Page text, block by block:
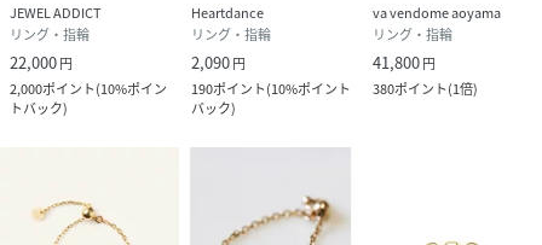
JEWEL ADDICT
リング・指輪
22,000円
2,000ポイント(10%ポイン
トバック)
Heartdance
リング・指輪
2,090円
190ポイント(10%ポイント
バック)
va vendome aoyama
リング・指輪
41,800円
380ポイント(1倍)